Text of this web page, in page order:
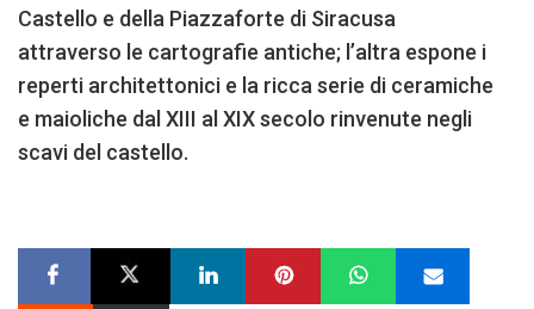
Castello e della Piazzaforte di Siracusa
attraverso le cartografie antiche; l’altra espone i
reperti architettonici e la ricca serie di ceramiche
e maioliche dal XIII al XIX secolo rinvenute negli
scavi del castello.